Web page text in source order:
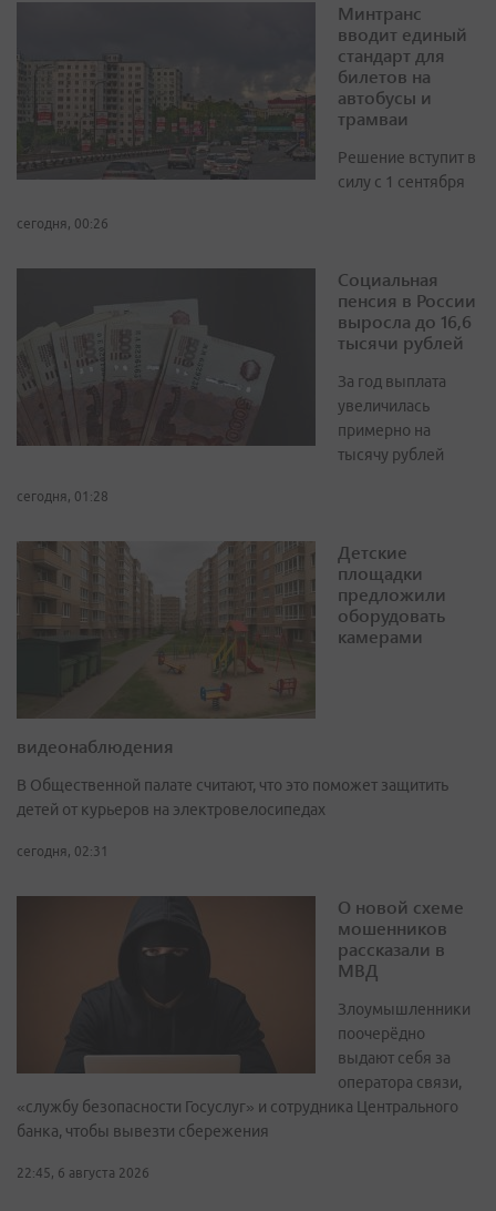
Минтранс
вводит единый
стандарт для
билетов на
автобусы и
трамваи
Решение вступит в
силу с 1 сентября
сегодня, 00:26
Социальная
пенсия в России
выросла до 16,6
тысячи рублей
За год выплата
увеличилась
примерно на
тысячу рублей
сегодня, 01:28
Детские
площадки
предложили
оборудовать
камерами
видеонаблюдения
В Общественной палате считают, что это поможет защитить
детей от курьеров на электровелосипедах
сегодня, 02:31
О новой схеме
мошенников
рассказали в
МВД
Злоумышленники
поочерёдно
выдают себя за
оператора связи,
«службу безопасности Госуслуг» и сотрудника Центрального
банка, чтобы вывезти сбережения
22:45, 6 августа 2026